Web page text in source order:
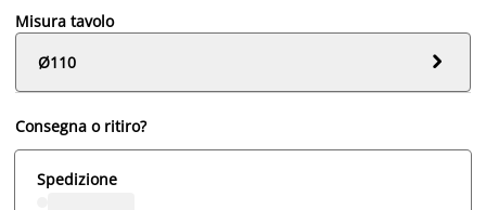
Misura tavolo
Ø110

Consegna o ritiro?
Spedizione